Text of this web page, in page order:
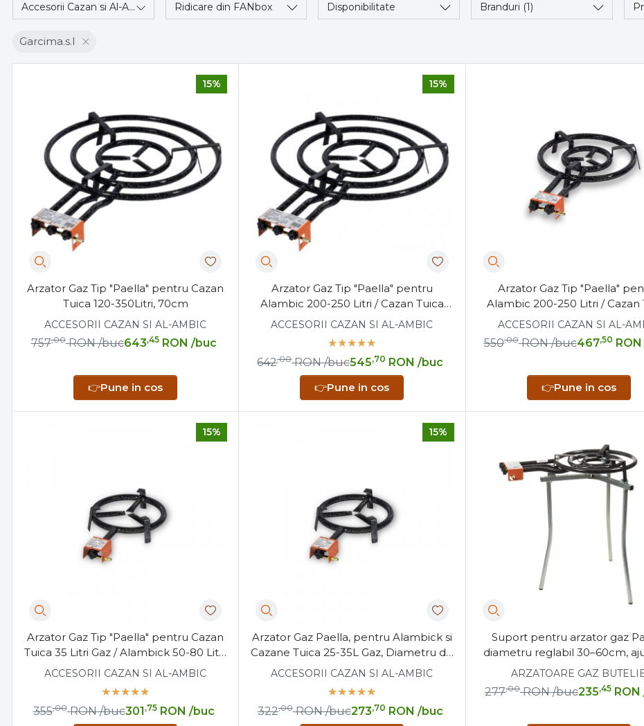
Montare simplă, conectare directă la butelie de gaz.
Reglare atentă a temperaturii – mai bun control decât focul pe lemne.
Foloseşti echipamentul existent (cazan, alambic) cu o sursă de căldură modernă.
Când alegi acest tip:
Dacă distilezi frecvent şi vrei eficienţă mai mare.
Dacă spaţiul tău nu permite utilizarea lemnului.
Dacă vrei să faci tranziţia spre un proces mai profesional.
Accesorii Cazan si Al-Ambic Ridicare din FANbox Disponibilitate Branduri (1)
Garcima.s.l
15%
Arzator Gaz Tip "Paella" pentru Cazan
Tuica 120-350Litri, 70cm
ACCESORII CAZAN SI AL-AMBIC
643,45 RON /buc
757,00 RON /buc
👉Pune in cos
15%
Arzator Gaz Tip "Paella" pentru
Alambic 200-250 Litri / Cazan Tuica
120-200Litri, Diametru de 60 cm
ACCESORII CAZAN SI AL-AMBIC
545,70 RON /buc
642,00 RON /buc
👉Pune in cos
Arzator Gaz Tip "Paella"
Alambic 200-250 Litri / Cazan
100-120Litri, Diametru de
ACCESORII CAZAN SI AL-
467,50 RON
550,00 RON /buc
👉Pune in cos
15%
Arzator Gaz Tip "Paella" pentru Cazan
Tuica 35 Litri Gaz / Alambick 50-80 Litri,
Diametru de 30cm
ACCESORII CAZAN SI AL-AMBIC
301 ,75 RON /buc
355,00 RON /buc
15%
Arzator Gaz Paella, pentru Alambick si
Cazane Tuica 25-35L Gaz, Diametru de
20 cm
ACCESORII CAZAN SI AL-AMBIC
273,70 RON /buc
322,00 RON /buc
Suport pentru arzator gaz
diametru reglabil 30–60cm,
pe inaltime
ARZATOARE GAZ
235,45 RON
277,00 RON /buc